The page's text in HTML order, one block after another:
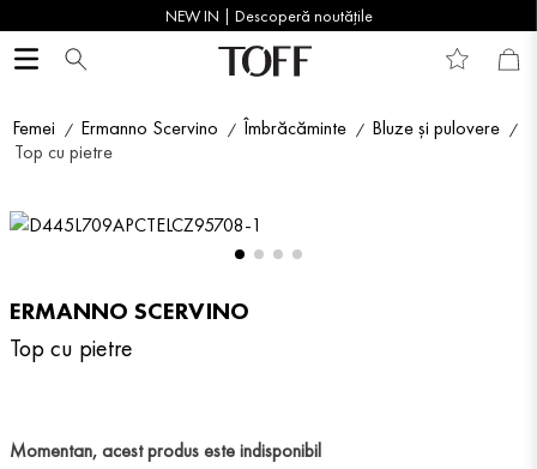
NEW IN | Descoperă noutățile
Femei Ermanno Scervino Îmbrăcăminte
Bluze și pulovere
Top cu pietre
ERMANNO SCERVINO
Top cu pietre
Momentan, acest produs este indisponibil